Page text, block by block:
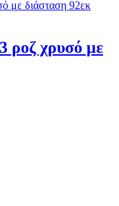
ροζ χρυσό με